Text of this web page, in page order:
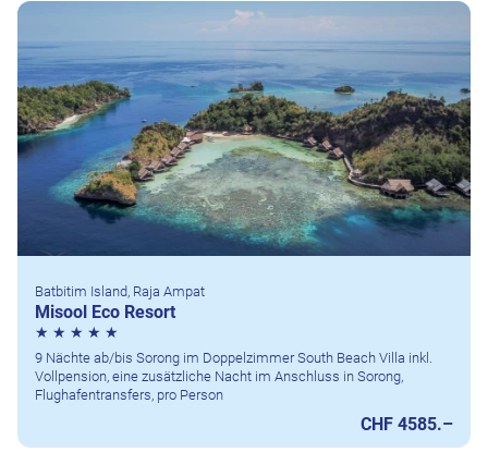
Batbitim Island, Raja Ampat
Misool Eco Resort
9 Nächte ab/bis Sorong im Doppelzimmer South Beach Villa inkl.
Vollpension, eine zusätzliche Nacht im Anschluss in Sorong,
Flughafentransfers, pro Person
CHF 4585.–